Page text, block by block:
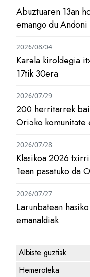
Abuztuaren 13an
emango du Andoni
Karela kiroldegia
17tik 30era
2026/08/04
200 herritarrek
Orioko komunitate
2026/07/29
Klasikoa 2026
1ean pasatuko da
2026/07/28
Larunbatean
emanaldiak
2026/07/27
Albiste guztiak
Hemeroteka